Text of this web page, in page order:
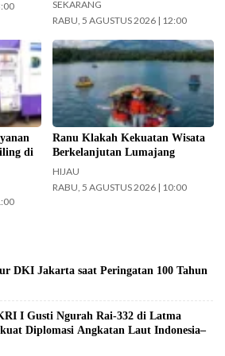
SEKARANG
RABU, 5 AGUSTUS 2026 | 12:00
Sudah
(Foto:
di
Ranu Klakah jadi salah satu
kekuatan wisata di Lumajang.
(foto: InfoPublik.id)
Ranu Klakah Kekuatan Wisata
Berkelanjutan Lumajang
HIJAU
RABU, 5 AGUSTUS 2026 | 10:00
DKI Jakarta saat Peringatan 100 Tahun
I Gusti Ngurah Rai-332 di Latma
Diplomasi Angkatan Laut Indonesia–